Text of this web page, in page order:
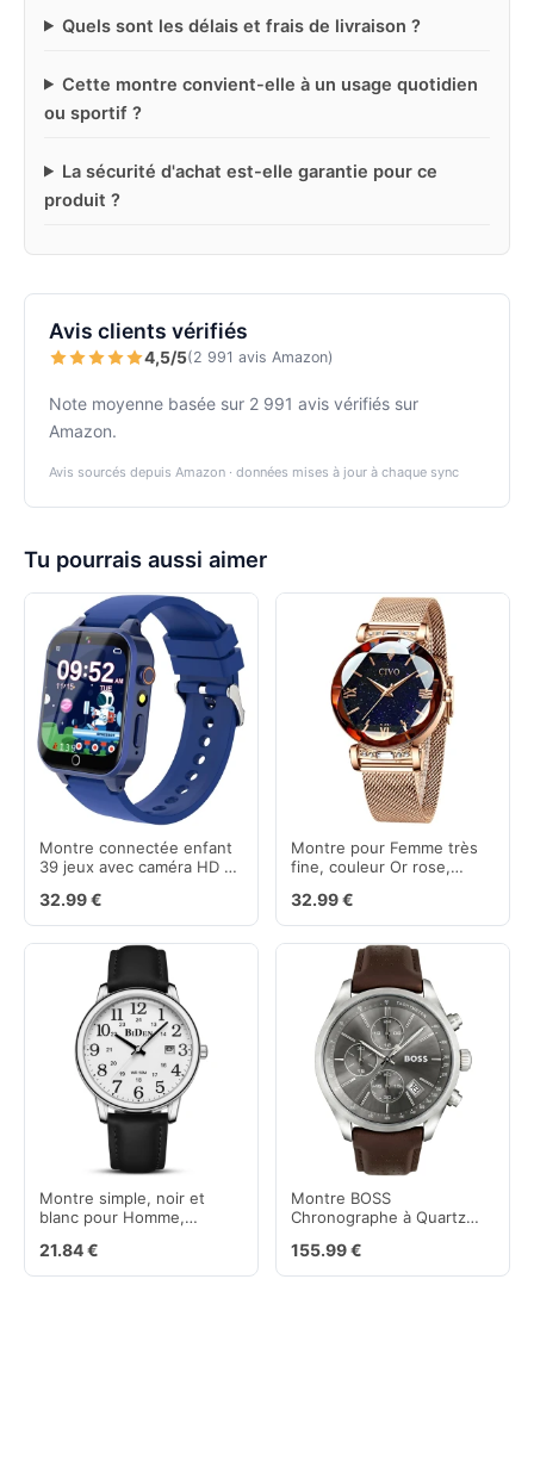
Quels sont les délais et frais de livraison ?
Cette montre convient-elle à un usage quotidien
ou sportif ?
La sécurité d'achat est-elle garantie pour ce
produit ?
Avis clients vérifiés
4,5/5(2 991 avis Amazon)
Note moyenne basée sur 2 991 avis vérifiés sur
Amazon.
Avis sourcés depuis Amazon · données mises à jour à chaque sync
Tu pourrais aussi aimer
Montre connectée enfant
39 jeux avec caméra HD et
32.99 €
Montre pour Femme très
fine, couleur Or rose,
32.99 €
Montre simple, noir et
blanc pour Homme,
grand cadran facile à lire
21.84 €
Montre BOSS
Chronographe à Quartz
en cuir Marron
155.99 €